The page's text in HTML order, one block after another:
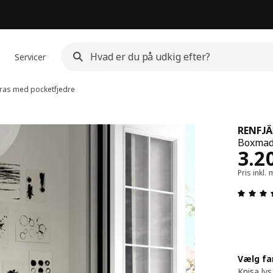
Servicer
med pocketfjedre
Pris inkl.
Vælg